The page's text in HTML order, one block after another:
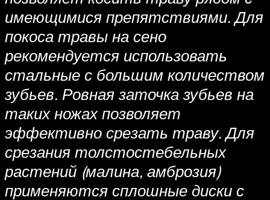
имеющимися препятствиями. Для
покоса травы на сено
рекомендуется использовать
стальные с большим количеством
зубьев. Ровная заточка зубьев на
таких ножах позволяет
эффективно срезать траву. Для
срезания толстостебельных
растений (малина, амброзия)
применяются сплошные диски с